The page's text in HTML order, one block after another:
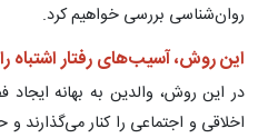
روان‌شناسی بررسی خواهیم کرد.
این روش، آسیب‌های رفتار اشتباه
در این روش، والدین به بهانه ایجاد
اخلاقی و اجتماعی را کنار می‌گذارند و